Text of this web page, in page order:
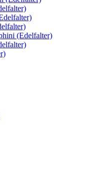
(Edelfalter)